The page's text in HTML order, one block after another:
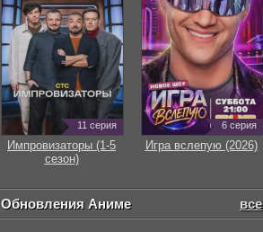
11 серия
Импровизаторы (1-5
сезон)
6 серия
Игра вслепую (2026)
Обновления Аниме все